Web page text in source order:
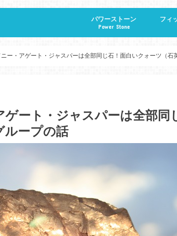
パワーストーン
Power Stone
フィ
ー・アゲート・ジャスパーは全部同じ石！面白いクォーツ（石
ート・ジャスパーは全部同
ループの話